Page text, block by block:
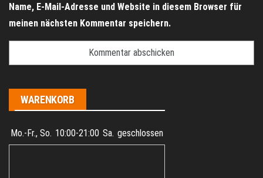
Name, E-Mail-Adresse und Website in diesem Browser für
meinen nächsten Kommentar speichern.
WARENKORB
Mo.-Fr., So. 10:00-21:00 Sa. geschlossen